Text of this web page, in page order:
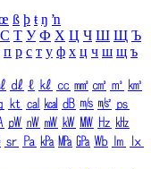
ß þ ŧ ŋ ŉ
С Т У Ф Х Ц Ч Ш Щ Ъ
п р с т у ф х ц ч ш щ ъ
㎗ ℓ ㎘ ㏄ ㎣ ㎤ ㎥ ㎦
㏏ ㎈ ㎉ ㏈ ㎧ ㎨ ㎰
㎺ ㎻ ㎽ ㎾ ㎿ ㎐ ㎑
㏛ ㎩ ㎪ ㎫ ㎬ ㏝ ㏐
㏓